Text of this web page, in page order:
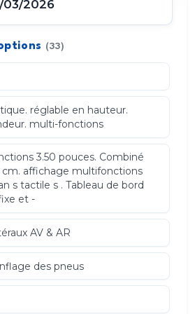
03/2026
(33)
réglable en hauteur.
multi-fonctions
3.50 pouces. Combiné
cm. affichage multifonctions
s tactile s . Tableau de bord
et -
AV & AR
des pneus